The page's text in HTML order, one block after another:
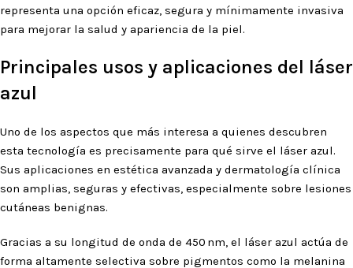
representa una opción eficaz, segura y mínimamente invasiva
para mejorar la salud y apariencia de la piel.
Principales usos y aplicaciones del láser
azul
Uno de los aspectos que más interesa a quienes descubren
esta tecnología es precisamente para qué sirve el láser azul.
Sus aplicaciones en estética avanzada y dermatología clínica
son amplias, seguras y efectivas, especialmente sobre lesiones
cutáneas benignas.
Gracias a su longitud de onda de 450 nm, el láser azul actúa de
forma altamente selectiva sobre pigmentos como la melanina